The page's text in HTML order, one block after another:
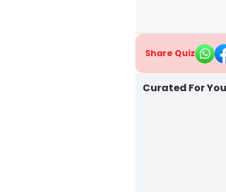
Share Quiz
Curated For You